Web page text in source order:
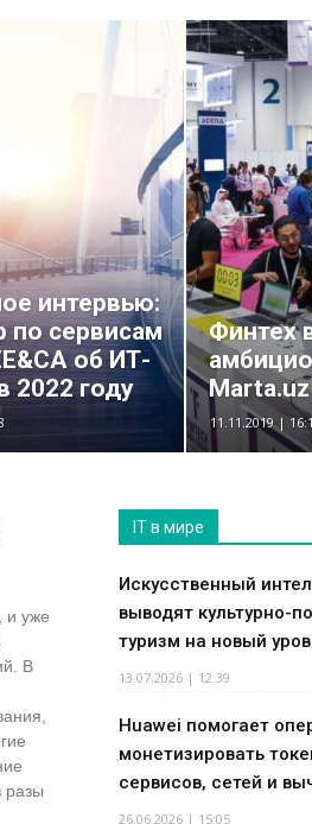
интервью:
по сервисам
об ИТ-
2022 году
Финтех
Marta.uz
11.11.2019 |
и уже
В
разы
IT в мире
Искусственный
выводят культурно-
туризм на новый
13.07.2026 | 12:39
Huawei помогает
монетизировать
сервисов, сетей и
26.06.2026 | 15:05